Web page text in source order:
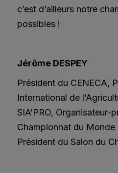
c’est d’ailleurs notre
possibles !
Jérôme DESPEY
Président du CENECA,
International de
SIA’PRO, Organisateur-
Championnat du Monde
Président du Salon du